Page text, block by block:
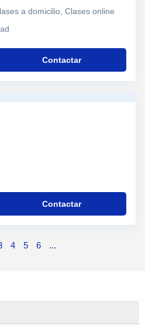
a domicilio, Clases online
Contactar
Contactar
4 5 6 ...